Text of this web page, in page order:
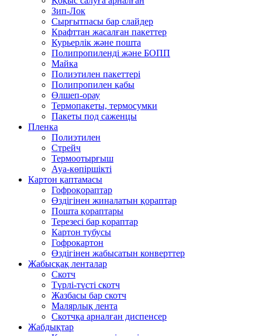
Зип-Лок
Сырғытпасы бар слайдер
Крафттан жасалған пакеттер
Курьерлік және пошта
Полипропиленді және БОПП
Майка
Полиэтилен пакеттері
Полипропилен қабы
Өлшеп-орау
Термопакеты, термосумки
Пакеты под саженцы
Пленка
Полиэтилен
Стрейч
Термоотырғыш
Ауа-көпіршікті
Картон қаптамасы
Гофроқораптар
Өздігінен жиналатын қораптар
Пошта қораптары
Терезесі бар қораптар
Картон тубусы
Гофрокартон
Өздігінен жабысатын конверттер
Жабысқақ ленталар
Скотч
Түрлі-түсті скотч
Жазбасы бар скотч
Малярлық лента
Скотчқа арналған диспенсер
Жабдықтар